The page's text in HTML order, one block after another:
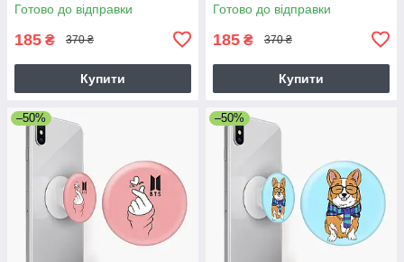
Готово до відправки
185 ₴ 370 ₴
Купити
Готово до відправки
185 ₴ 370 ₴
Купити
–50% –50%